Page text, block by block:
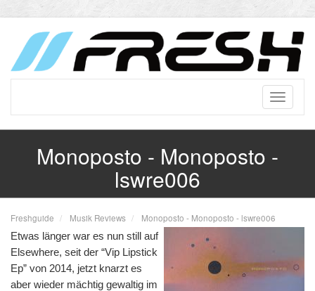
Monoposto - Monoposto -
lswre006
Freshguide Musik Reviews
Monoposto - Monoposto - lswre006
Etwas länger war es nun still auf
Elsewhere, seit der “Vip Lipstick
Ep” von 2014, jetzt knarzt es
aber wieder mächtig gewaltig im